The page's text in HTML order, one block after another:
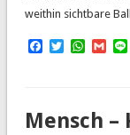
weithin sichtbare
Facebook
Twitter
Mensch –